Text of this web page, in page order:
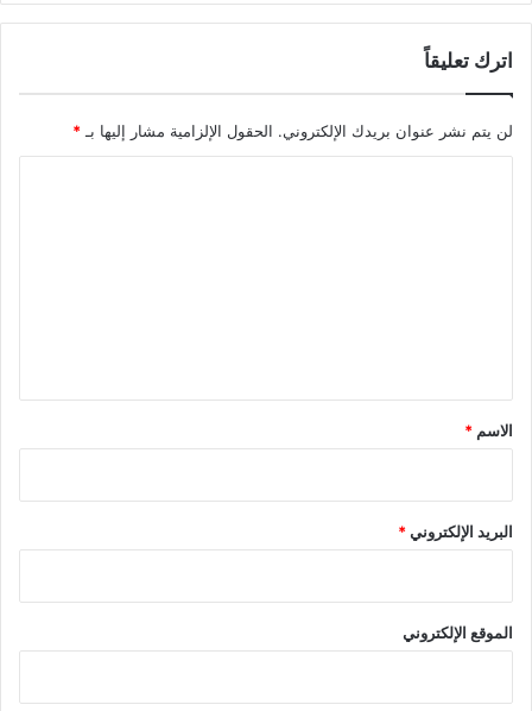
اترك تعليقاً
لن يتم نشر عنوان بريدك الإلكتروني. الحقول الإلزامية مشار إليها بـ *
*
الاسم *
البريد الإلكتروني*
الموقع الإلكتروني